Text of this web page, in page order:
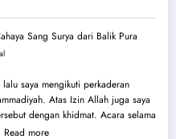
Sejarah
Perjuangan
IMM
Ahmad
Yani
Sang Surya dari Balik Pura
lalu saya mengikuti perkaderan
Atas Izin Allah juga saya
dengan khidmat. Acara selama
Read more: